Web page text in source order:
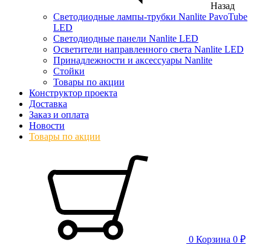
Назад
Светодиодные лампы-трубки Nanlite PavoTube
LED
Светодиодные панели Nanlite LED
Осветители направленного света Nanlite LED
Принадлежности и аксессуары Nanlite
Стойки
Товары по акции
Конструктор проекта
Доставка
Заказ и оплата
Новости
Товары по акции
0 Корзина 0 ₽